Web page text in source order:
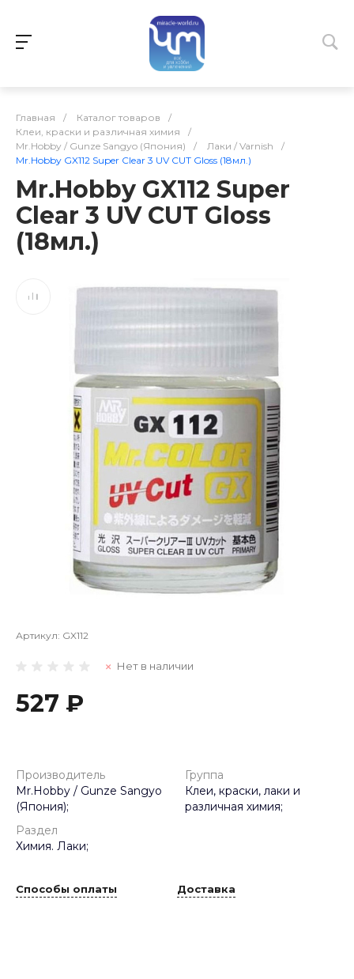
Главная / Каталог товаров
/
Клеи, краски и различная химия
/
Mr.Hobby / Gunze Sangyo (Япония)
/ Лаки / Varnish
/
Mr.Hobby GX112 Super Clear 3 UV CUT Gloss (18мл.)
Mr.Hobby GX112 Super
Clear 3 UV CUT Gloss
(18мл.)
Артикул: GX112
Нет в наличии
527 ₽
Производитель
Mr.Hobby / Gunze Sangyo
(Япония);
Группа
Клеи, краски, лаки и
различная химия;
Раздел
Химия. Лаки;
Способы оплаты Доставка